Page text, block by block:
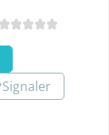
Signaler